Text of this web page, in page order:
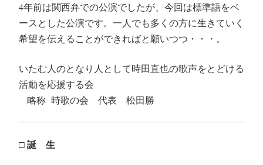
4年前は関西弁での公演でしたが、今回は標準語をベ
ースとした公演です。一人でも多くの方に生きていく
希望を伝えることができればと願いつつ・・・。
いたむ人のとなり人として時田直也の歌声をとどける
活動を応援する会
略称 時歌の会 代表 松田勝
□ 誕 生